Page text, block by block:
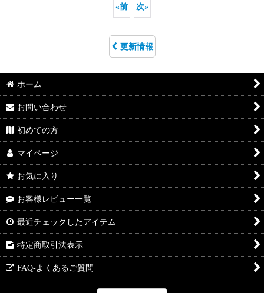
«前 次»
更新情報
ホーム
お問い合わせ
初めての方
マイページ
お気に入り
お客様レビュー一覧
最近チェックしたアイテム
特定商取引法表示
FAQ-よくあるご質問